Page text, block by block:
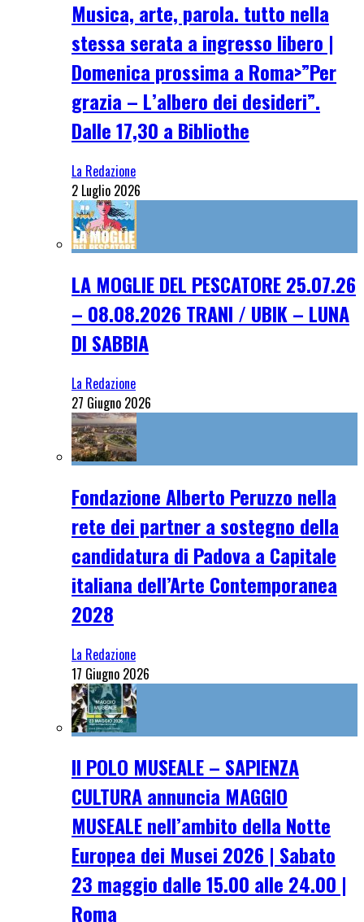
Musica, arte, parola. tutto nella
stessa serata a ingresso libero |
Domenica prossima a Roma>”Per
grazia – L’albero dei desideri”.
Dalle 17,30 a Bibliothe
La Redazione
2 Luglio 2026
LA MOGLIE DEL PESCATORE 25.07.26
– 08.08.2026 TRANI / UBIK – LUNA
DI SABBIA
La Redazione
27 Giugno 2026
Fondazione Alberto Peruzzo nella
rete dei partner a sostegno della
candidatura di Padova a Capitale
italiana dell’Arte Contemporanea
2028
La Redazione
17 Giugno 2026
Il POLO MUSEALE – SAPIENZA
CULTURA annuncia MAGGIO
MUSEALE nell’ambito della Notte
Europea dei Musei 2026 | Sabato
23 maggio dalle 15.00 alle 24.00 |
Roma